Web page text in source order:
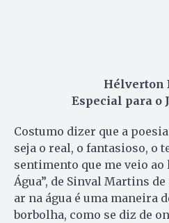
Hélverton
Especial para o
Costumo dizer que a
seja o real, o fantasioso, o
sentimento que me veio ao
Água”, de Sinval Martins
ar na água é uma maneira
borbolha, como se diz de